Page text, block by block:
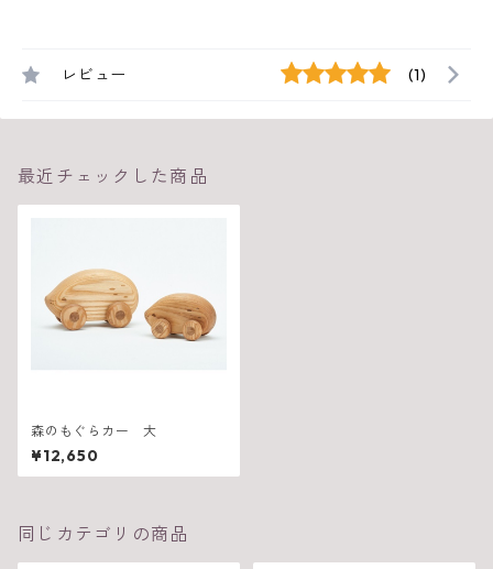
レビュー (1)
最近チェックした商品
森のもぐらカー 大
¥12,650
同じカテゴリの商品